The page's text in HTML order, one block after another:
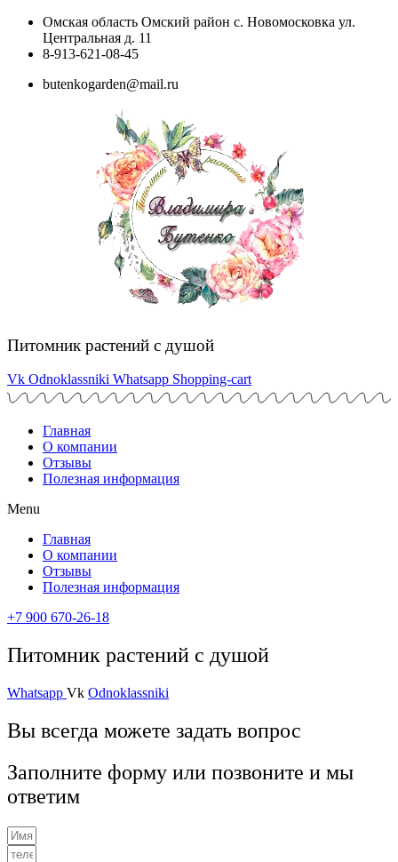
Перейти
содержимому
Омская область Омский район с. Новомосковка ул.
Центральная д. 11
8-913-621-08-45
butenkogarden@mail.ru
Питомник растений с душой
Vk Odnoklassniki Whatsapp Shopping-cart
Главная
О компании
Отзывы
Полезная информация
Menu
Главная
О компании
Отзывы
Полезная информация
+7 900 670-26-18
Питомник растений с душой
Whatsapp Vk Odnoklassniki
Вы всегда можете задать вопрос
Заполните форму или позвоните и мы
ответим